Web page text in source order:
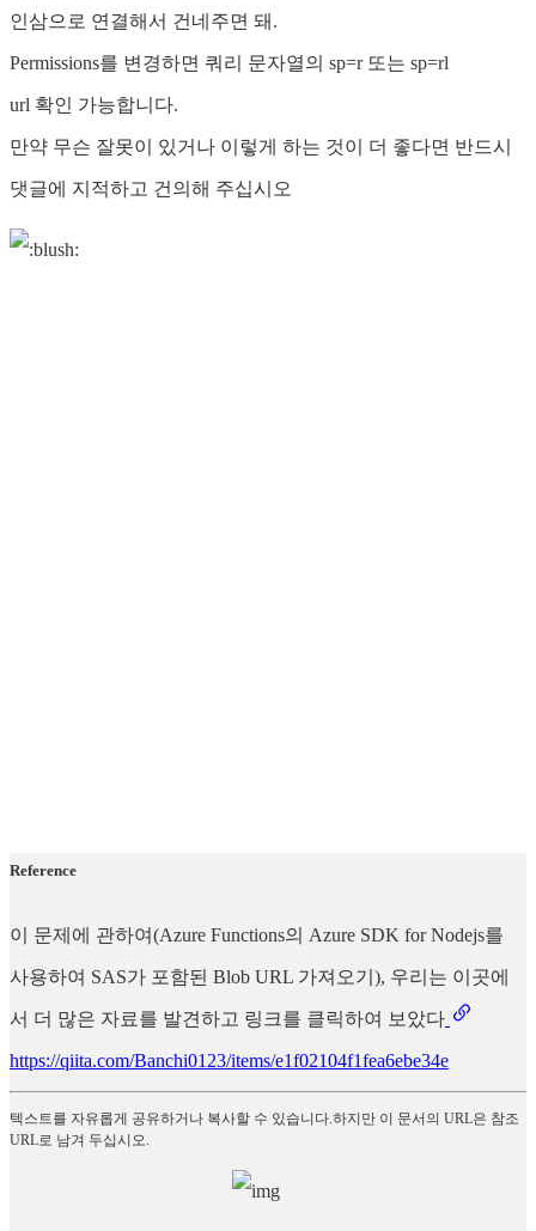
인삼으로 연결해서 건네주면 돼.
Permissions를 변경하면 쿼리 문자열의 sp=r 또는 sp=rl
url 확인 가능합니다.
만약 무슨 잘못이 있거나 이렇게 하는 것이 더 좋다면 반드시
댓글에 지적하고 건의해 주십시오
Reference
이 문제에 관하여(Azure Functions의 Azure SDK for Nodejs를
사용하여 SAS가 포함된 Blob URL 가져오기), 우리는 이곳에
서 더 많은 자료를 발견하고 링크를 클릭하여 보았다
https://qiita.com/Banchi0123/items/e1f02104f1fea6ebe34e
텍스트를 자유롭게 공유하거나 복사할 수 있습니다.하지만 이 문서의 URL은 참조
URL로 남겨 두십시오.